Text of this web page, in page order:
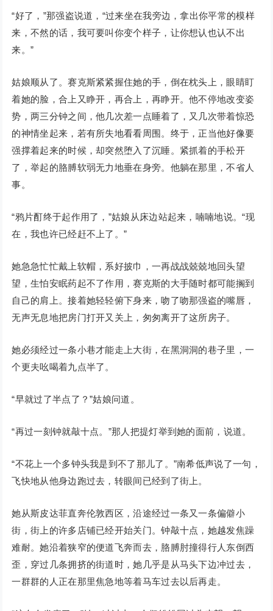
“好了，”那强盗说道，“过来坐在我旁边，拿出你平常的模样
来，不然的话，我可要叫你变个样子，让你想认也认不出
来。”
姑娘顺从了。赛克斯紧紧握住她的手，倒在枕头上，眼睛盯
着她的脸，合上又睁开，再合上，再睁开。他不停地改变姿
势，两三分钟之间，他几次差一点睡着了，又几次带着惊恐
的神情坐起来，若有所失地看看周围。终于，正当他好像要
强撑着起来的时候，却突然堕入了沉睡。紧抓着的手松开
了，举起的胳膊软弱无力地垂在身旁。他躺在那里，不省人
事。
“鸦片酊终于起作用了，”姑娘从床边站起来，喃喃地说。“现
在，我也许已经赶不上了。”
她急急忙忙戴上软帽，系好披巾，一再战战兢兢地回头望
望，生怕安眠药起不了作用，赛克斯的大手随时都可能搁到
自己的肩上。接着她轻轻俯下身来，吻了吻那强盗的嘴唇，
无声无息地把房门打开又关上，匆匆离开了这所房子。
她必须经过一条小巷才能走上大街，在黑洞洞的巷子里，一
个更夫吆喝着九点半了。
“早就过了半点了？”姑娘问道。
“再过一刻钟就敲十点。”那人把提灯举到她的面前，说道。
“不花上一个多钟头我是到不了那儿了。”南希低声说了一句，
飞快地从他身边跑过去，转眼间已经到了街上。
她从斯皮达菲直奔伦敦西区，沿途经过一条又一条偏僻小
街，街上的许多店铺已经开始关门。钟敲十点，她越发焦躁
难耐。她沿着狭窄的便道飞奔而去，胳膊肘撞得行人东倒西
歪，穿过几条拥挤的街道时，她几乎是从马头下边冲过去，
一群群的人正在那里焦急地等着马车过去以后再走。